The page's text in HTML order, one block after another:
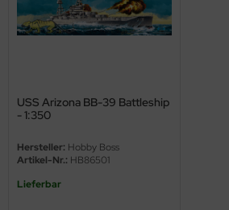
USS Arizona BB-39 Battleship
- 1:350
Hersteller: Hobby Boss
Artikel-Nr.: HB86501
Lieferbar
Hobby